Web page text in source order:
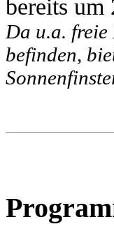
bereits um
Da u.a.
befinden,